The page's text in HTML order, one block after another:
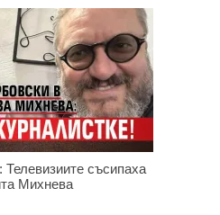
съсипаха
Михнева